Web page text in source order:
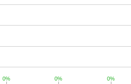
0%
0% 0%
0% 0%
0%